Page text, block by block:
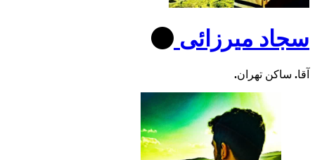
سجاد میرزائی
آقا. ساکن تهران.